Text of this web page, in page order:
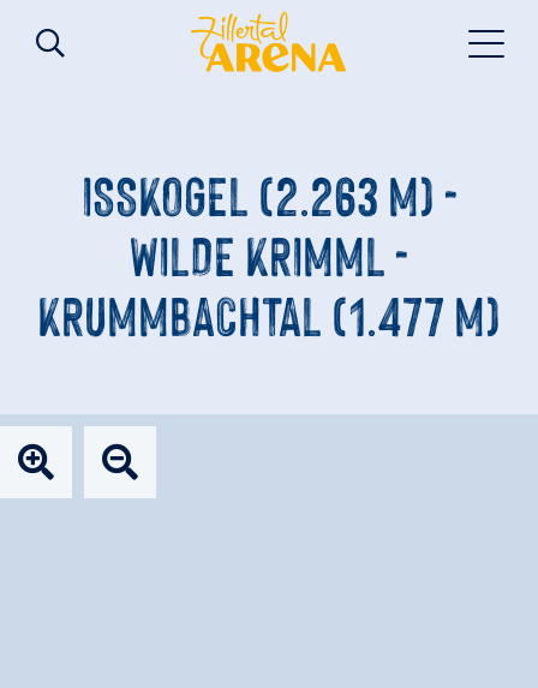
ISSKOGEL (2.263 M) -
WILDE KRIMML -
KRUMMBACHTAL (1.477 M)